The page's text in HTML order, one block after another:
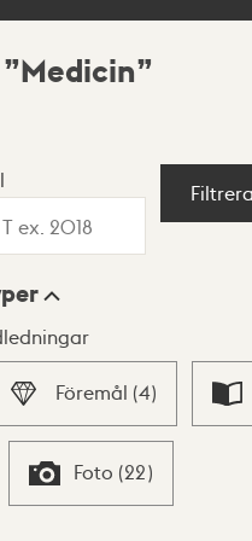
Medicin
Föremål (4)
Foto (22)